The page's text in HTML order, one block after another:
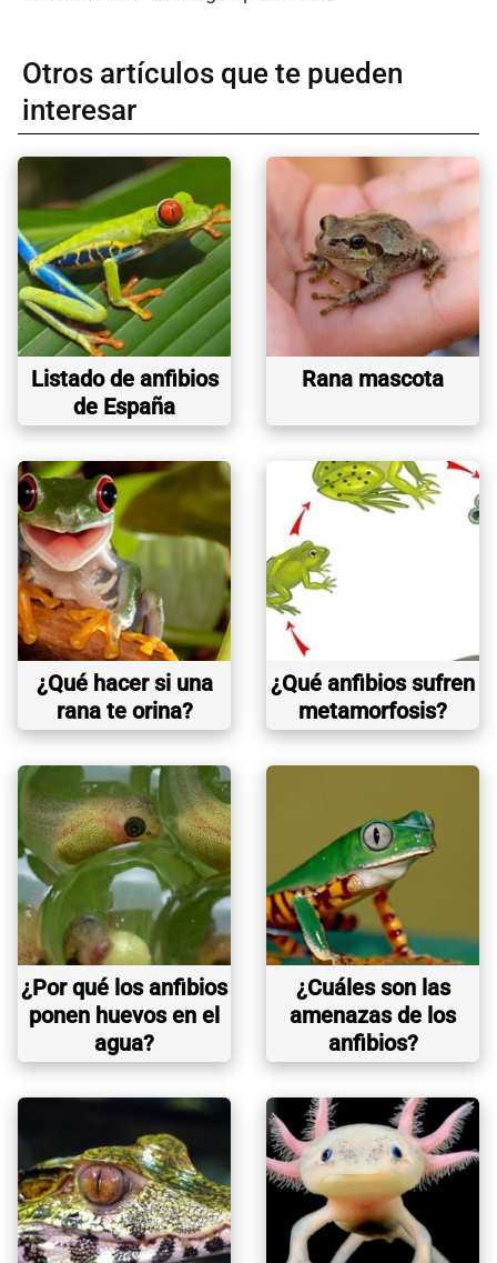
Otros artículos que te pueden
interesar
Listado de anfibios
de España
Rana mascota
¿Qué hacer si una
rana te orina?
¿Qué anfibios sufren
metamorfosis?
¿Por qué los anfibios
ponen huevos en el
agua?
¿Cuáles son las
amenazas de los
anfibios?